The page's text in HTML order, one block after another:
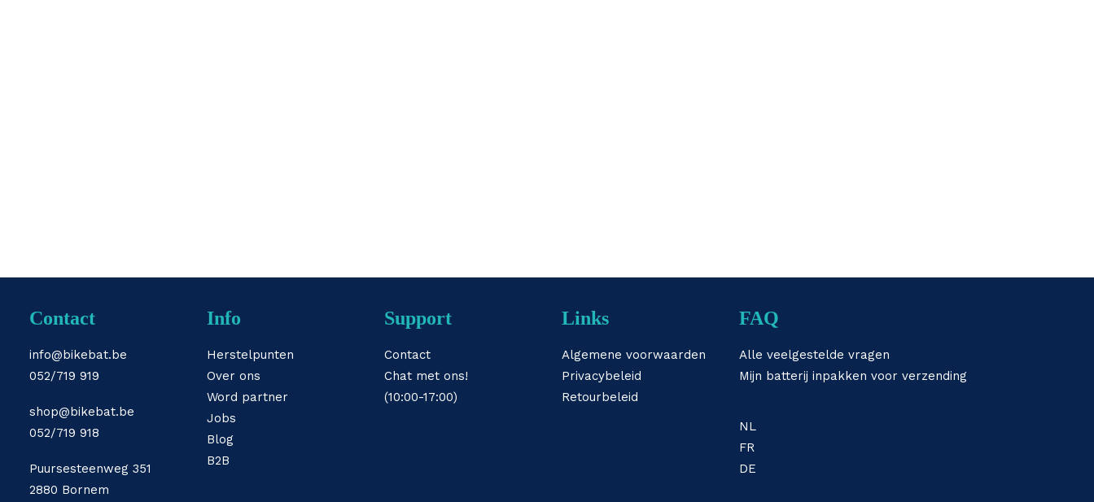
Contact
info@bikebat.be
052/719 919
shop@bikebat.be
052/719 918
Puursesteenweg 351
2880 Bornem
Info
Herstelpunten
Over ons
Word partner
Jobs
Blog
B2B
Support
Contact
Chat met ons!
(10:00-17:00)
Links
Algemene voorwaarden
Privacybeleid
Retourbeleid
FAQ
Alle veelgestelde vragen
Mijn batterij inpakken voor verzending
NL
FR
DE